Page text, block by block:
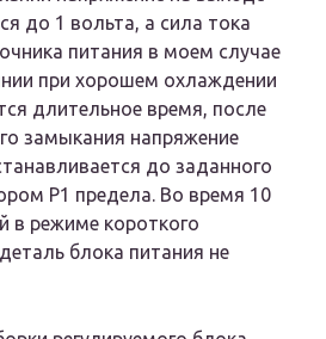
до 1 вольта, а сила тока
питания в моем случае
при хорошем охлаждении
длительное время, после
замыкания напряжение
до заданного
Р1 предела. Во время 10
в режиме короткого
блока питания не